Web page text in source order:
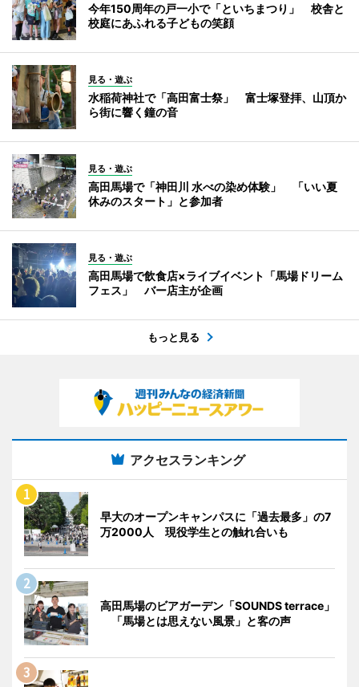
今年150周年の戸一小で「といちまつり」 校舎と
校庭にあふれる子どもの笑顔
見る・遊ぶ
水稲荷神社で「高田富士祭」 富士塚登拝、山頂か
ら街に響く鐘の音
見る・遊ぶ
高田馬場で「神田川 水べの染め体験」 「いい夏
休みのスタート」と参加者
見る・遊ぶ
高田馬場で飲食店×ライブイベント「馬場ドリーム
フェス」 バー店主が企画
もっと見る
アクセスランキング
早大のオープンキャンパスに「過去最多」の7
万2000人 現役学生との触れ合いも
高田馬場のビアガーデン「SOUNDS terrace」
「馬場とは思えない風景」と客の声